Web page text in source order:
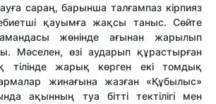
сараң, барынша талғампаз кірпияз
қауымға жақсы таныс. Сөйте
жөнінде ағынан жарылып
Мәселен, өзі аударып құрастырған
тілінде жарық көрген екі томдық
жинағына жазған «Құбылыс»
ақынның туа бітті тектілігі мен